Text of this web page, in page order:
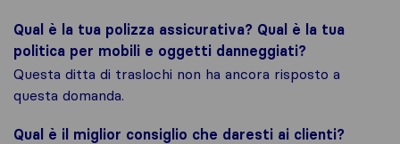
Qual è la tua polizza assicurativa? Qual è la tua
politica per mobili e oggetti danneggiati?
Questa ditta di traslochi non ha ancora risposto a
questa domanda.
Qual è il miglior consiglio che daresti ai clienti?